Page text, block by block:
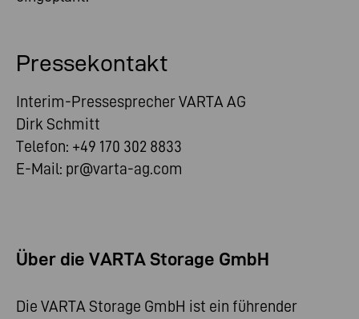
Pressekontakt
Interim-Pressesprecher VARTA AG
Dirk Schmitt
Telefon: +49 170 302 8833
E-Mail: pr@varta-ag.com
Über die VARTA Storage GmbH
Die VARTA Storage GmbH ist ein führender